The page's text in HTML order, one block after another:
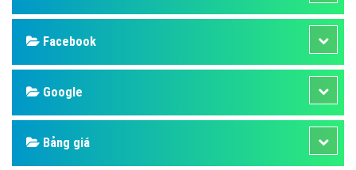
Facebook
Google
Bảng giá